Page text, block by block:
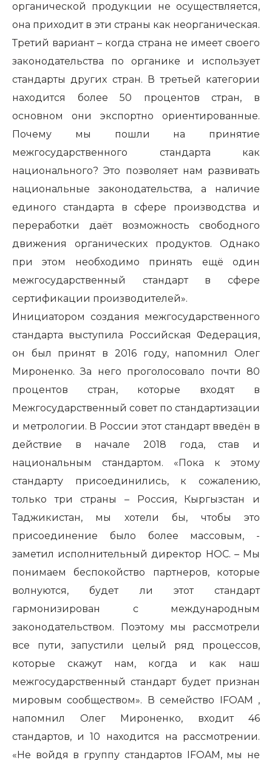
органической продукции не осуществляется,
она приходит в эти страны как неорганическая.
Третий вариант – когда страна не имеет своего
законодательства по органике и использует
стандарты других стран. В третьей категории
находится более 50 процентов стран, в
основном они экспортно ориентированные.
Почему мы пошли на принятие
межгосударственного стандарта как
национального? Это позволяет нам развивать
национальные законодательства, а наличие
единого стандарта в сфере производства и
переработки даёт возможность свободного
движения органических продуктов. Однако
при этом необходимо принять ещё один
межгосударственный стандарт в сфере
сертификации производителей».
Инициатором создания межгосударственного
стандарта выступила Российская Федерация,
он был принят в 2016 году, напомнил Олег
Мироненко. За него проголосовало почти 80
процентов стран, которые входят в
Межгосударственный совет по стандартизации
и метрологии. В России этот стандарт введён в
действие в начале 2018 года, став и
национальным стандартом. «Пока к этому
стандарту присоединились, к сожалению,
только три страны – Россия, Кыргызстан и
Таджикистан, мы хотели бы, чтобы это
присоединение было более массовым, -
заметил исполнительный директор НОС. – Мы
понимаем беспокойство партнеров, которые
волнуются, будет ли этот стандарт
гармонизирован с международным
законодательством. Поэтому мы рассмотрели
все пути, запустили целый ряд процессов,
которые скажут нам, когда и как наш
межгосударственный стандарт будет признан
мировым сообществом». В семейство IFOAM ,
напомнил Олег Мироненко, входит 46
стандартов, и 10 находится на рассмотрении.
«Не войдя в группу стандартов IFOAM, мы не